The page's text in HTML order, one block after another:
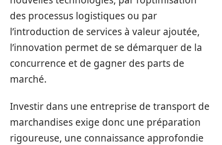
des processus logistiques ou par
l’introduction de services à valeur ajoutée,
l’innovation permet de se démarquer de la
concurrence et de gagner des parts de
marché.
Investir dans une entreprise de transport de
marchandises exige donc une préparation
rigoureuse, une connaissance approfondie